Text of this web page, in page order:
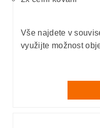
Vše najdete v
využijte možnost